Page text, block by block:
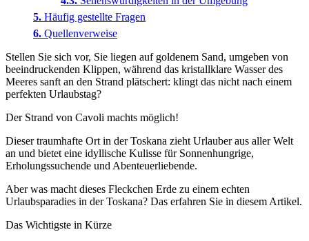
Häufig gestellte Fragen
Quellenverweise
Stellen Sie sich vor, Sie liegen auf goldenem Sand, umgeben von
beeindruckenden Klippen, während das kristallklare Wasser des
Meeres sanft an den Strand plätschert: klingt das nicht nach einem
perfekten Urlaubstag?
Der Strand von Cavoli machts möglich!
Dieser traumhafte Ort in der Toskana zieht Urlauber aus aller Welt
an und bietet eine idyllische Kulisse für Sonnenhungrige,
Erholungssuchende und Abenteuerliebende.
Aber was macht dieses Fleckchen Erde zu einem echten
Urlaubsparadies in der Toskana? Das erfahren Sie in diesem Artikel.
Das Wichtigste in Kürze